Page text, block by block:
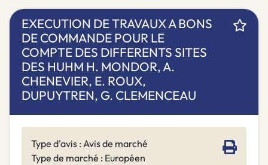
EXECUTION DE TRAVAUX A BONS
DE COMMANDE POUR LE
COMPTE DES DIFFERENTS SITES
DES HUHM H. MONDOR, A.
CHENEVIER, E. ROUX,
DUPUYTREN, G. CLEMENCEAU
Type d'avis : Avis de marché
Type de marché : Européen